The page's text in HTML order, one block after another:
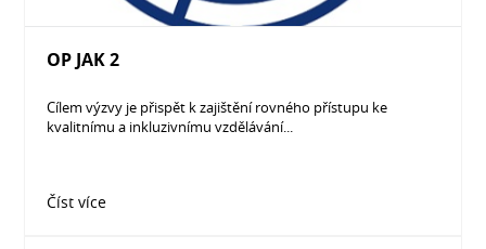
OP JAK 2
Cílem výzvy je přispět k zajištění rovného přístupu ke
kvalitnímu a inkluzivnímu vzdělávání...
Číst více